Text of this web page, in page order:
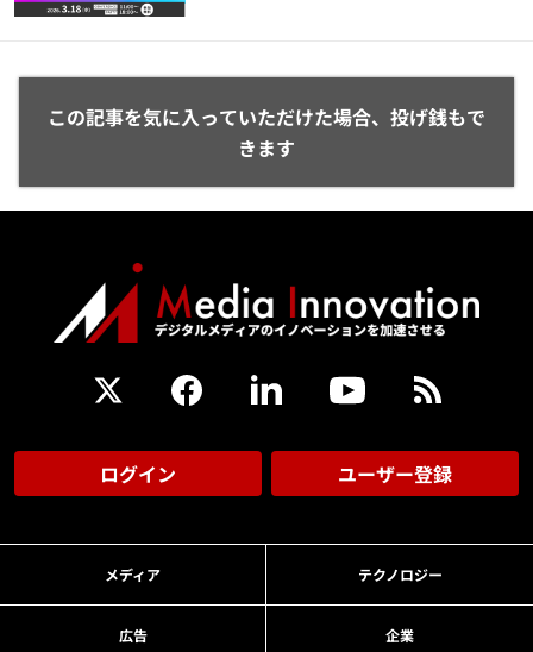
この記事を気に入っていただけた場合、投げ銭もで
きます
ログイン ユーザー登録
メディア テクノロジー
広告 企業